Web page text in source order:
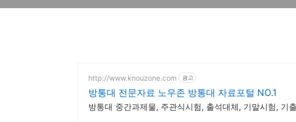
http://www.knouzone.com 광고
방통대 전문자료 노우존 방통대 자료포털 NO.1
방통대 중간과제물, 주관식시험, 출석대체, 기말시험, 기